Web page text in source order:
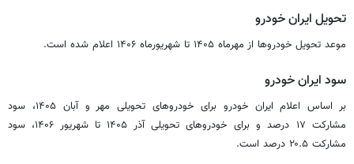
تحویل ایران خودرو
موعد تحویل خودروها از مهرماه ۱۴۰۵ تا شهریورماه ۱۴۰۶ اعلام شده است.
سود ایران خودرو
بر اساس اعلام ایران خودرو برای خودروهای تحویلی مهر و آبان ۱۴۰۵، سود
مشارکت ۱۷ درصد و برای خودروهای تحویلی آذر ۱۴۰۵ تا شهریور ۱۴۰۶، سود
مشارکت ۲۰.۵ درصد است.